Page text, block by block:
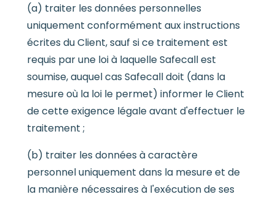
(a) traiter les données personnelles
uniquement conformément aux instructions
écrites du Client, sauf si ce traitement est
requis par une loi à laquelle Safecall est
soumise, auquel cas Safecall doit (dans la
mesure où la loi le permet) informer le Client
de cette exigence légale avant d'effectuer le
traitement ;
(b) traiter les données à caractère
personnel uniquement dans la mesure et de
la manière nécessaires à l'exécution de ses